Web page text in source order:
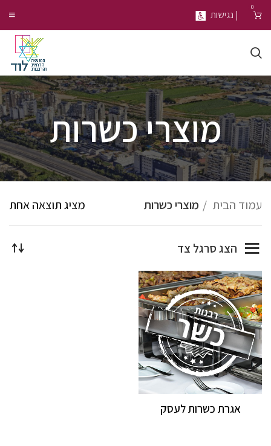
0
| נגישות
מוצרי כשרות
עמוד הבית מוצרי כשרות מציג תוצאה אחת
הצג סרגל צד
אגרת כשרות לעסק